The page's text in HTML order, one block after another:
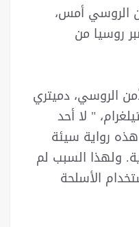
الروسي أمس،
صبر روسيا من
الروسي، دميتري
" لا أحد
رواية سيئة
ولهذا السبب لم
الأسلحة